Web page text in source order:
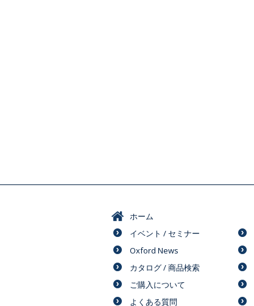
ホーム
イベント / セミナー
Oxford News
カタログ / 商品検索
ご購入について
よくある質問